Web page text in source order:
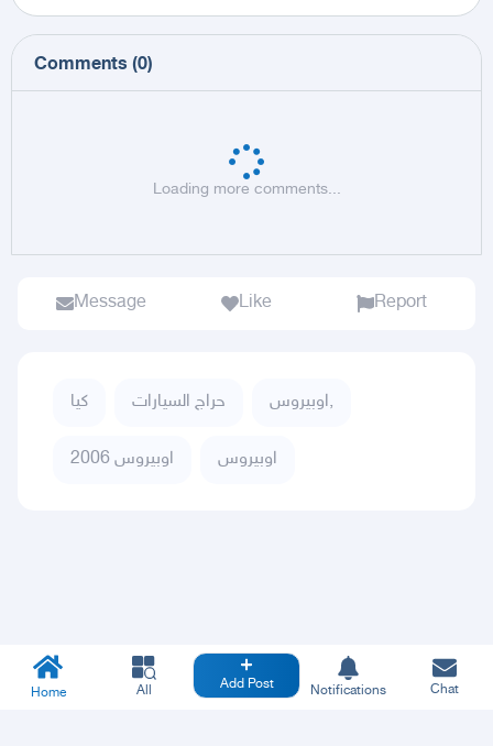
Comments (0)
Loading more comments...
Message Like Report
كيا حراج السيارات اوبيروس,
اوبيروس 2006 اوبيروس
Home All Add Post Notifications Chat